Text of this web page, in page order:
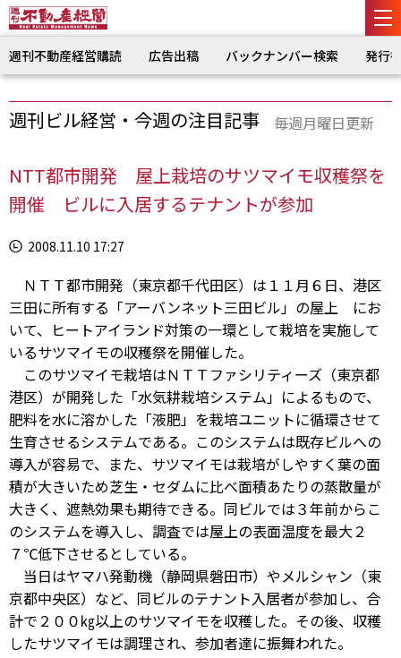
週刊不動産経営購読 広告出稿 バックナンバー検索 発行
週刊ビル経営・今週の注目記事 毎週月曜日更新
NTT都市開発 屋上栽培のサツマイモ収穫祭を
開催 ビルに入居するテナントが参加
2008.11.10 17:27
ＮＴＴ都市開発（東京都千代田区）は１１月６日、港区
三田に所有する「アーバンネット三田ビル」の屋上 にお
いて、ヒートアイランド対策の一環として栽培を実施して
いるサツマイモの収穫祭を開催した。
このサツマイモ栽培はＮＴＴファシリティーズ（東京都
港区）が開発した「水気耕栽培システム」によるもので、
肥料を水に溶かした「液肥」を栽培ユニットに循環させて
生育させるシステムである。このシステムは既存ビルへの
導入が容易で、また、サツマイモは栽培がしやすく葉の面
積が大きいため芝生・セダムに比べ面積あたりの蒸散量が
大きく、遮熱効果も期待できる。同ビルでは３年前からこ
のシステムを導入し、調査では屋上の表面温度を最大２
７℃低下させるとしている。
当日はヤマハ発動機（静岡県磐田市）やメルシャン（東
京都中央区）など、同ビルのテナント入居者が参加し、合
計で２００㎏以上のサツマイモを収穫した。その後、収穫
したサツマイモは調理され、参加者達に振舞われた。